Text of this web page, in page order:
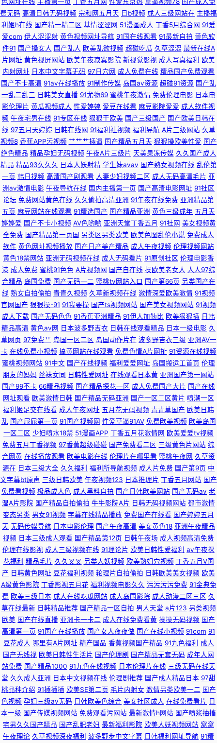
亚洲网 不卡另类 91探花在线观看百度 亚洲美女91网站 国产盗摄久久 偷拍视
频无码91 免费欧美妈妈A片 91探花 日韩亚洲欧美国产婷婷 超碰爱99 AV天堂
香蕉AV 一本道啪啪啪资源 狠狠草网 久久成人网香蕉视频 91视频首页蝌蚪 玖
玖综合性 日韩一级免费 超碰在线最97 在线观看视频三级黄色 午夜福利合集
92 久操精品视频在线播放 91瑟瑟国产黑料 婷婷五月影院 后入妹妹 91网在线
观看视频 日韩欧yellow网 操黑丝AV 91海角真实网站www 四虎影库预览AV
91人人视频 日本A黄 九九五月天 www在线熟女屁股 91福利海角 日本91色
色 99国产福利导航 午夜国产95 国产精品黄色二级 91大神呆哥视频模特 美
女很黄免费 国产精品欧美日韩五月 四虎影院8848 黑丝wwwcom 91色青草
四虎AV网址 豆奶视频导航 影音先锋资源站AV 九热免费视频播放 日韩三级黄
91娇妻激情四射 美日欧一本道 久久6视频 中文字幕影音先锋av 欧日韩美精
品四区 91www涩色 成人蜜桃网站 日韩日韩日韩日韩日 福利理论片 亚韩性
爱 99精品只有精品 日本a啊v在下观看 91热自拍视频 国产精品久操 偷拍视
频无码91 91丝瓜浮力草草 综合色色婷婷 日韩37页 91精品国产丝袜 福利AV
网站 丝袜后入动态 色色恋夜剧场 国产午夜网站在线观看 超碰在线日韩国产
瑟瑟网站 91情侣在线观看视频 另类四区 91黄色视频清高 国产精品久久人妻
91社黄网 激情视频91 久久嫩草精品在线 黑料AV在线 91成人18 九一日韩 国
内自拍av 久久精品青 先锋影音av资源站
费无码 高清日韩无码视频 宗和网五月天 日b视频 成人三级网站在 主播福
利姬h在线 国产精一精二区 基情涩涩网 51漫画成人 丁香5月综合网 91爱
爱com 伊人涩涩射 黄色视频网址导航 91国在线观看 91最新自拍 黄色软
件91 国产操女人 国产乱人 欧美乱欲视频 超碰吃瓜 久草涩涩 最新在线A
片网址 黄色视屏网站 欧美午夜寂寞影院 新视觉影视 成人写真福利 欧美
内射网址 日本中文字幕无码 97日穴网 成人免费在线 精品国产免费观看
国产不卡高清 91av在线播放 91制作传媒 岛国av资源 超碰91资源 国产乱
一乱二乱三 日韩美女直播 91尤物69 蜜桃午夜激情 免费伦理电影 日本电
影伦理片 黄瓜视频成人 性爱婷婷 爱豆在线看 麻豆影院爱爱 成人软件视
频 午夜宅男在线 91专区在线 狠狠干欧美 国产三级国产 国产欧美日韩在
线 97五月天婷婷 日韩在线网 91福利社视频 福利导航 A片三级网站 久草
视频8 香蕉APP污视频 艹艹艹插逼 国产精品五月天 狠狠操欧美性爱 国产
绝色精品 精品孕妇无码视频 午夜A片三级片 天美果冻传媒 久久国产成人
精品 精品93久久久 日本人妖射精 学生妹avav 国产熟女视频在线 乱伦第
一页 韩日视频 高清国产剧观看 人妻少妇视频二区 成人无码高清毛片 亚
洲av激情电影 午夜导航在线 国内主播第一页 国产高清电影网址 91社区
论坛 免费网站黄色在线 久久偷拍高清亚洲 91午夜在线免费 亚洲精品第
五页 麻豆网站在线观看 91精选国产 国产精品亚洲 黄色三级成年 五月天
婷婷爱 国产不卡小视频 AV色哟哟 亚洲天堂丁香五月 91社网 美女视频黄
全免费 国产精品第一页国 另类区另类欧美 欧美色图乱伦小说 免费成人
软件 黄色网址视频播放 国产日产美产精品 成人午夜视频 伦理视频网站
黄色18禁网站 亚洲无码视频在线 成人无码看片 91原创社区 伦理电影香
港 成人免费 蜜桃91色色 A片视频网 国产自在线 操欧美老女人 人人97综
合精品 岛国免费 国产无码一二 蜜桃tv网站入口 国产第66页 另类国产在
线 熟女自拍偷拍 青青久视频 久草新视频在线 激情深爱欧美激情 91视频
官网国产 狠狠操-91 91我要操 国产ts视频网站 国产美女视频网站 91视频
成人下载 国产无码色色 91香蕉亚洲精品 91伊人加勒比 欧美狠狠插 日韩
精品高清 黄色av网 日本波多野吉衣 日韩在线观看精品 日本一级电影 久
草网页 97免费艹 岛国一区二区 岛国动作片在 波多野吉衣三级 亚洲AV一
卡 在线免费小视频 搞黄网站在线观看 免费色情A片网扯 91资源在线视频
蜜桃视频网站 91中文 国产在线视频 福利爱爱网址 岛国搬运工首页 伦理
朋友的妈妈 丝袜女同 日韩性爱网址 在线观看日本黄 亚洲国产第一网站
国产99不卡 66精品视频 国产精品探花一区 成人免费国产大片 国产在线
网址观看 欧美激情日韩 国产精品无码亚洲 国产一区二区黄片 喷潮一区
福利姬足交在线看 成人午夜网址 五月花无码视频 青青草国产 欧美日韩
乱 国产屁屁第一页 91国产视频网 性爱草逼91AV 免费欧美视频 欧美岛国
一区二区 少妇喷水18禁 51漫画APP 丁香五月花激情网 欧美爱爱tv视频
免费五月丁香视频 97香蕉超级碰碰 国产免费看二区 三级黄色片网站 综
合网黄 在线播放观看 欧美电影在线 伦理片在哪里看 蜜桃午夜网 久草资
源在 日本三级大全 久久福利 福利所导航视频 成人片免费 国产第9页 中
文字幕bt原声 三级日韩欧美 午夜视频123 日本推理片 丁香五月网站 国产
免费看视频 极品成人色 成人黑料自拍 国产日韩欧美网站 国产无码av 老
湿A片影院 国产精品自拍偷拍 牛牛影院A片 日韩无码视频网站 都市激情
变态另类 男女91视频 字幕在线精品播放 免费国产在线看 国产婷婷五月
天 无码传媒导航 日本电影伦理 国产午夜高清 美女黄色18 亚洲午夜精品
视频 日本三级成人观看 国产精品第12页 日韩午夜场 成人视频高清免费
伦理在线影视 成人三级视频在线 91理论片 欧美日韩性爱福利 av午夜探
花福利 精品毛片 久久叉叉 另类人妖视频 欧美熟妇穴视频 丁香五月V国
产 日韩黄色网址 豆花福利视频 轮理片自拍偷拍 日韩欧美美女视频 欧美
A级黄色影院 丁香影视五月花 福利视频电影久久 污污污污免费 91金典免
费 欧美三级日本 成人在线吃瓜网站 成人岛国影院 成人动漫二区三区 久
草在线最新 日韩精品推荐 国产精品一区自拍 男人天堂 a片123 另类视频
欧美 国产在线直播 亚洲卡一卡二 成人在线免费看黄 操操无码视频 国产
高清第一页 91国产在线播放 国产女人夜夜做 国产在线小视频 91com 91
豆花成人 哪里有A片网址 精产国品 香蕉视频国产精品 91九色福利 成人
国产无线视 欧美日韩性生活片 国产伦理剧 国产精品无套无码 成年人网
站免费 国产精品1000 91九色在线视频 日本伦理片在线 三级无码在线天
堂 久久成人亚洲 日本中文视频在线 伦理剧推荐 国产成人精品日本 97甜
桃品种介绍 91插插插 欧美SE第二页 毛片内射女 激情另类欧美一二 国产
色视频 孕妇三级av无码 日韩欧美色综合 美女社区成人 在线免费看片 日
本一级 国产传媒视频网站 免费观看污网站 最新激情h网站 国产喷浆抽搐
宅男久久国产精品 国产乱肥老妇 最新福利影院 欧美人妖视频网站 窝窝
午夜理论 久草视频深夜福利 波多野步中文字幕 日韩福利网址导航 91精